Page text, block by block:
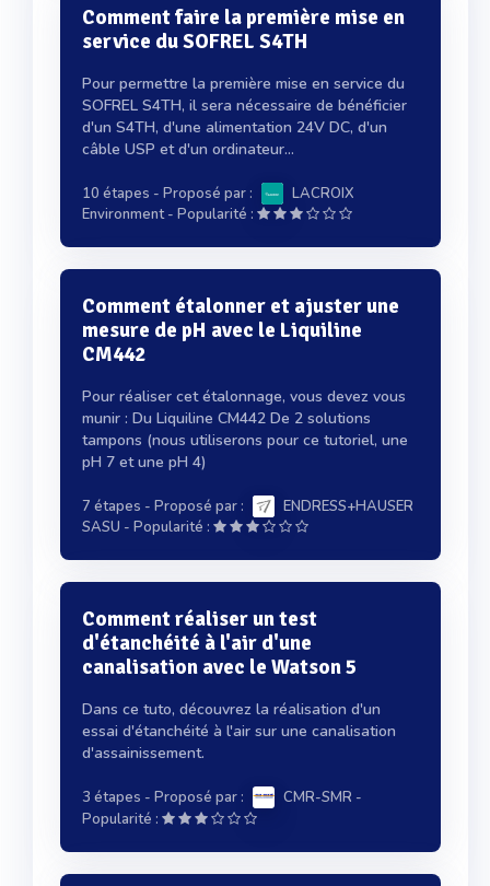
Comment faire la première mise en
service du SOFREL S4TH
Pour permettre la première mise en service du
SOFREL S4TH, il sera nécessaire de bénéficier
d'un S4TH, d'une alimentation 24V DC, d'un
câble USP et d'un ordinateur...
10 étapes - Proposé par :
LACROIX
Environment - Popularité :
Comment étalonner et ajuster une
mesure de pH avec le Liquiline
CM442
Pour réaliser cet étalonnage, vous devez vous
munir : Du Liquiline CM442 De 2 solutions
tampons (nous utiliserons pour ce tutoriel, une
pH 7 et une pH 4)
7 étapes - Proposé par :
ENDRESS+HAUSER
SASU - Popularité :
Comment réaliser un test
d'étanchéité à l'air d'une
canalisation avec le Watson 5
Dans ce tuto, découvrez la réalisation d'un
essai d'étanchéité à l'air sur une canalisation
d'assainissement.
3 étapes - Proposé par : CMR-SMR -
Popularité :